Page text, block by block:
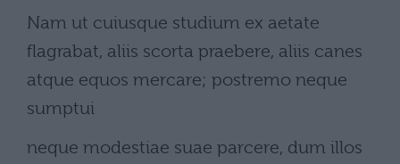
Nam ut cuiusque studium ex aetate
flagrabat, aliis scorta praebere, aliis canes
atque equos mercare; postremo neque
sumptui
neque modestiae suae parcere, dum illos